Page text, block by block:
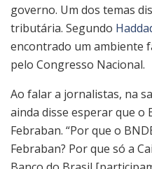
governo. Um dos temas
tributária. Segundo
encontrado um ambiente
pelo Congresso Nacional.
Ao falar a jornalistas, na
ainda disse esperar que o
Febraban. “Por que o
Febraban? Por que só a